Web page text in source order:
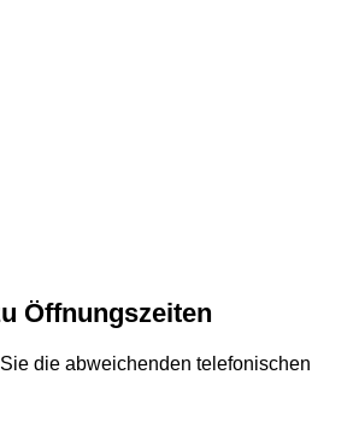
Öffnungszeiten
die abweichenden telefonischen